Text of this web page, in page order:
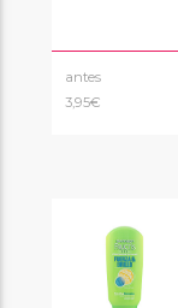
antes
3,95€